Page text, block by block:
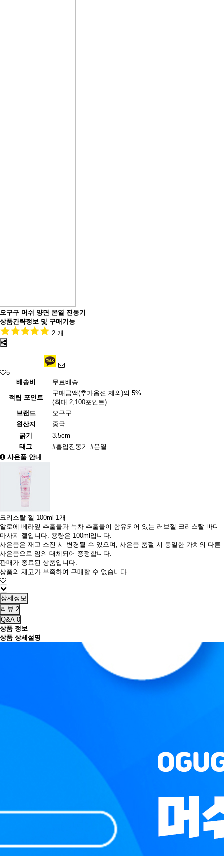
오구구 머쉬 양면 온열 진동기
상품간략정보 및 구매기능
2 개
5
배송비
무료배송
적립 포인트
구매금액(추가옵션 제외)의 5%
(최대 2,100포인트)
브랜드
오구구
원산지
중국
굵기
3.5cm
태그
#흡입진동기 #온열
사은품 안내
크리스탈 젤 100ml 1개
알로에 베라잎 추출물과 녹차 추출물이 함유되어 있는 러브젤 크리스탈 바디
마사지 젤입니다. 용량은 100ml입니다.
사은품은 재고 소진 시 변경될 수 있으며, 사은품 품절 시 동일한 가치의 다른
사은품으로 임의 대체되어 증정합니다.
판매가 종료된 상품입니다.
상품의 재고가 부족하여 구매할 수 없습니다.
상세정보
리뷰 2
Q&A 0
상품 정보
상품 상세설명